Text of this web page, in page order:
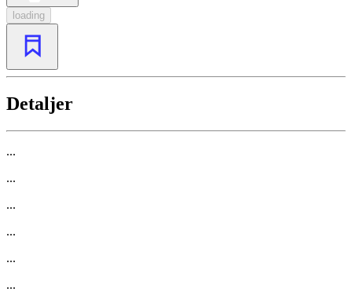
loading
Detaljer
...
...
...
...
...
...